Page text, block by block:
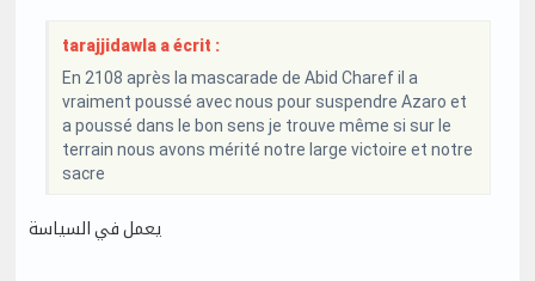
tarajjidawla a écrit :
En 2108 après la mascarade de Abid Charef il a
vraiment poussé avec nous pour suspendre Azaro et
a poussé dans le bon sens je trouve même si sur le
terrain nous avons mérité notre large victoire et notre
sacre
يعمل في السياسة